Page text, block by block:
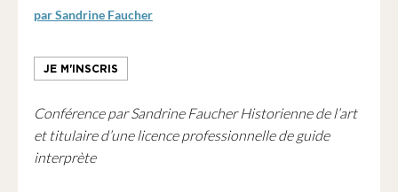
par Sandrine Faucher
JE M'INSCRIS
Conférence par Sandrine Faucher Historienne de l’art
et titulaire d’une licence professionnelle de guide
interprète